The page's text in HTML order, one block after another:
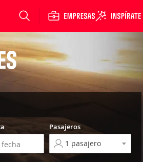
Pasajeros